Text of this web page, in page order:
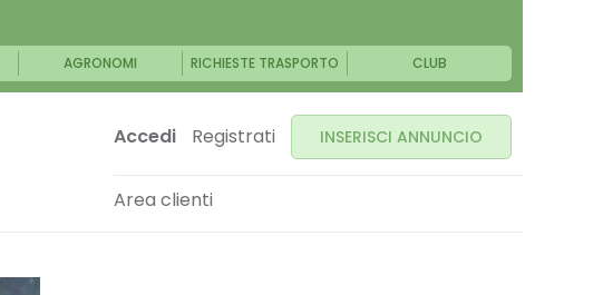
AGRONOMI RICHIESTE TRASPORTO CLUB
Accedi Registrati INSERISCI ANNUNCIO
Area clienti